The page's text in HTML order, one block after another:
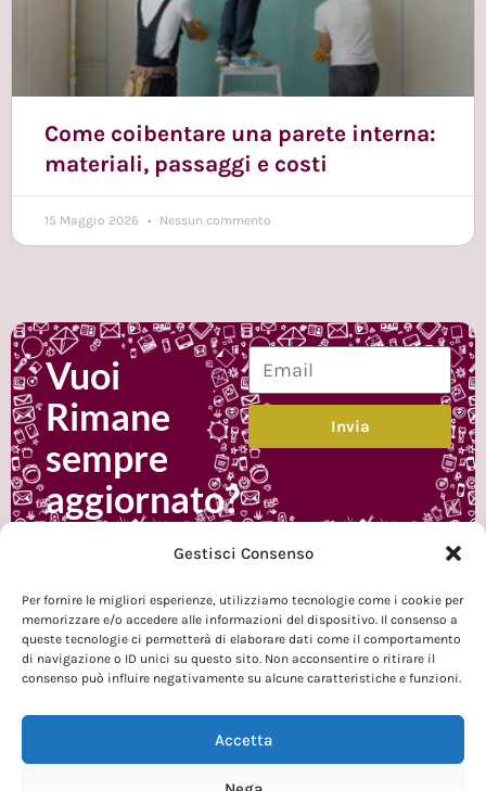
Gestisci Consenso
Per fornire le migliori esperienze, utilizziamo tecnologie come i cookie per
memorizzare e/o accedere alle informazioni del dispositivo. Il consenso a
queste tecnologie ci permetterà di elaborare dati come il comportamento
di navigazione o ID unici su questo sito. Non acconsentire o ritirare il
consenso può influire negativamente su alcune caratteristiche e funzioni.
Accetta
Come coibentare una parete interna:
materiali, passaggi e costi
15 Maggio 2026 Nessun commento
Vuoi
Rimane
sempre
aggiornato?
Invia